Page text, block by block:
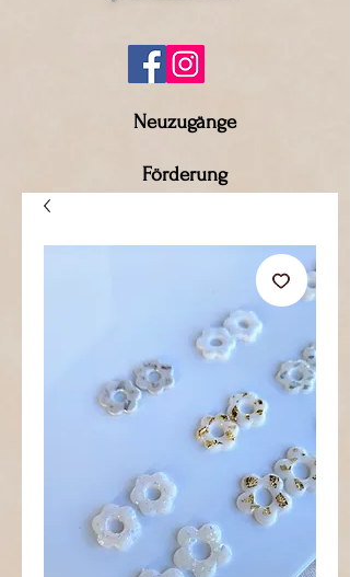
Neuzugänge
Förderung